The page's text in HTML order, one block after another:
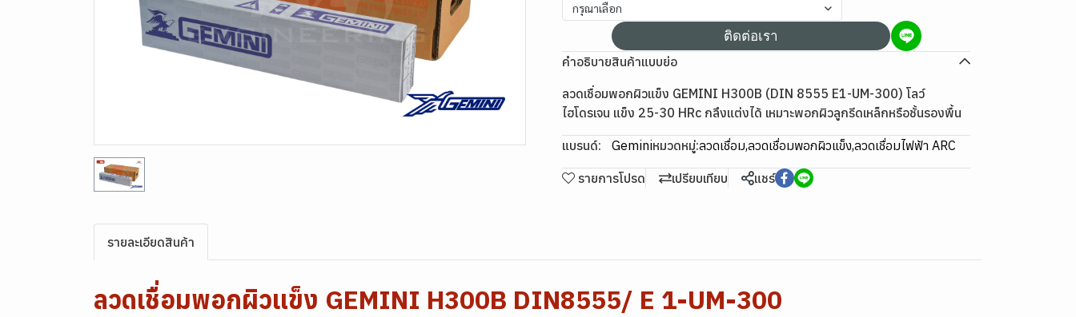
กรุณาเลือก
ติดต่อเรา
คำอธิบายสินค้าแบบย่อ
ลวดเชื่อมพอกผิวแข็ง GEMINI H300B (DIN 8555 E1-UM-300) โลว์
ไฮโดรเจน แข็ง 25-30 HRc กลึงแต่งได้ เหมาะพอกผิวลูกรีดเหล็กหรือชั้นรองพื้น
แบรนด์: Geminiหมวดหมู่:ลวดเชื่อม,ลวดเชื่อมพอกผิวแข็ง,ลวดเชื่อมไฟฟ้า ARC
รายการโปรด เปรียบเทียบ แชร์
รายละเอียดสินค้า
ลวดเชื่อมพอกผิวแข็ง GEMINI H300B DIN8555/ E 1-UM-300